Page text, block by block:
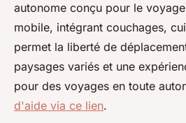
autonome conçu pour le
mobile, intégrant couchages,
permet la liberté de
paysages variés et une
pour des voyages en toute
d'aide via ce lien.